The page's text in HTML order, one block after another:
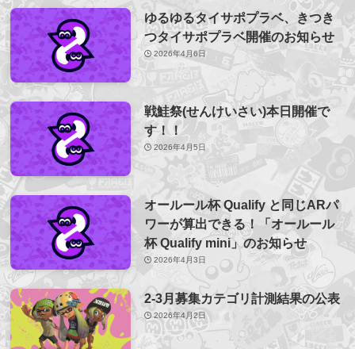
ゆるゆるタイサポプラベ、きつき
つタイサポプラベ開催のお知らせ
2026年4月6日
戦鮭祭(せんけいさい)本日開催で
す！！
2026年4月5日
オールール杯 Qualify と同じARパ
ワーが算出できる！「オールール
杯 Qualify mini」のお知らせ
2026年4月3日
2-3月募集カテゴリ計測結果の公表
2026年4月2日